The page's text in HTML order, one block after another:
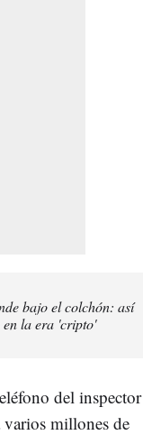
bajo el colchón: así
en la era 'cripto'
del inspector
varios millones de